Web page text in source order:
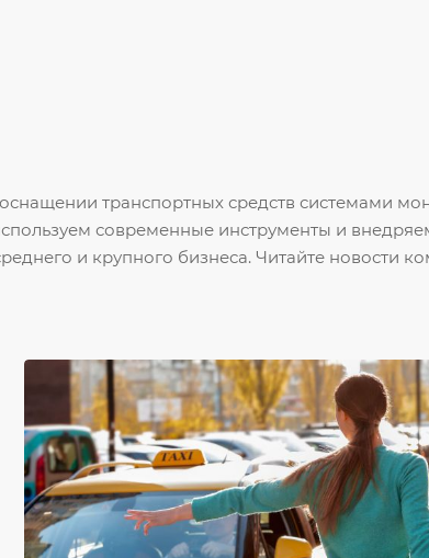
транспортных средств системами
современные инструменты и
и крупного бизнеса. Читайте новости